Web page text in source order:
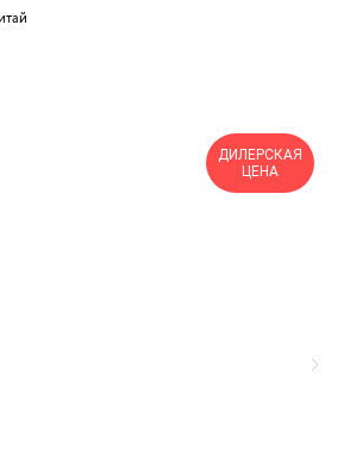
ДИЛЕРСКАЯ
ЦЕНА